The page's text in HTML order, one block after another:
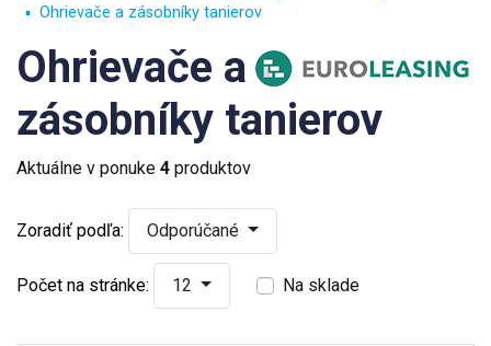
Ohrievače a zásobníky tanierov
Ohrievače a
zásobníky tanierov
Aktuálne v ponuke 4 produktov
Zoradiť podľa: Odporúčané
Počet na stránke: 12 Na sklade